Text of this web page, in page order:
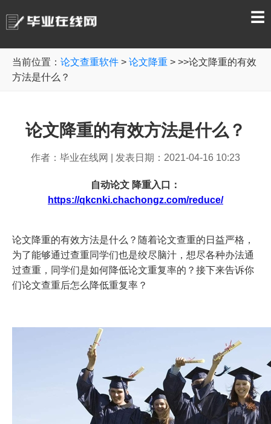
☰
当前位置： 论文查重软件 > 论文降重 > >>论文降重的有效
方法是什么？
论文降重的有效方法是什么？
作者：毕业在线网 发表日期：2021-04-16 10:23
自动论文 降重入口：
https://qkcnki.chachongz.com/reduce/
论文降重的有效方法是什么？随着论文查重的日益严格，
为了能够通过查重同学们也是绞尽脑汁，想尽各种办法通
过查重，同学们是如何降低论文重复率的？ 接下来告诉你
们论文查重后怎么降低重复率？